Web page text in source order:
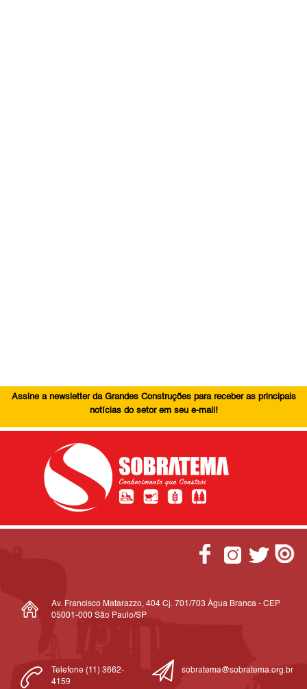
Assine a newsletter da Grandes Construções para receber as principais
notícias do setor em seu e-mail!
Av. Francisco Matarazzo, 404 Cj. 701/703 Água Branca - CEP
05001-000 São Paulo/SP
Telefone (11) 3662-
4159
sobratema@sobratema.org.br